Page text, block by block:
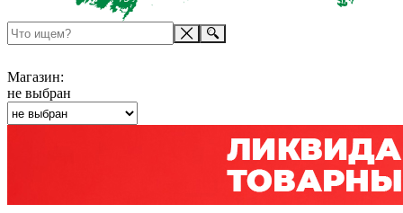
Магазин:
не выбран